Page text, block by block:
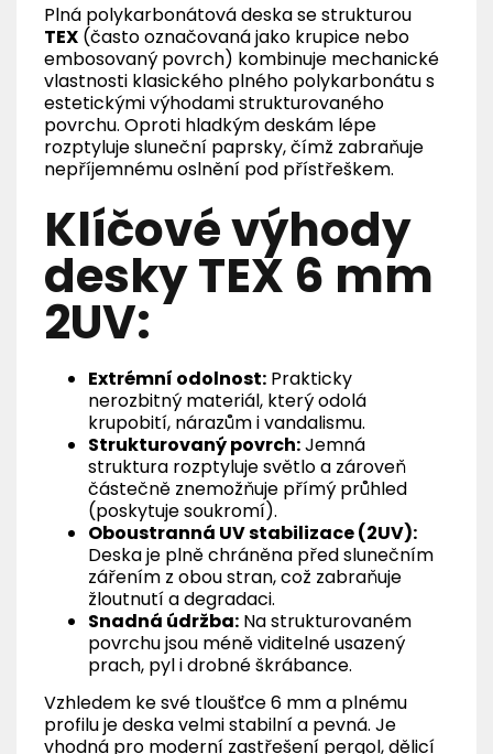
Plná polykarbonátová deska se strukturou
TEX (často označovaná jako krupice nebo
embosovaný povrch) kombinuje mechanické
vlastnosti klasického plného polykarbonátu s
estetickými výhodami strukturovaného
povrchu. Oproti hladkým deskám lépe
rozptyluje sluneční paprsky, čímž zabraňuje
nepříjemnému oslnění pod přístřeškem.
Klíčové výhody
desky TEX 6 mm
2UV:
Extrémní odolnost: Prakticky
nerozbitný materiál, který odolá
krupobití, nárazům i vandalismu.
Strukturovaný povrch:Jemná
struktura rozptyluje světlo a zároveň
částečně znemožňuje přímý průhled
(poskytuje soukromí).
Oboustranná UV stabilizace (2UV):
Deska je plně chráněna před slunečním
zářením z obou stran, což zabraňuje
žloutnutí a degradaci.
Snadná údržba: Na strukturovaném
povrchu jsou méně viditelné usazený
prach, pyl i drobné škrábance.
Vzhledem ke své tloušťce 6 mm a plnému
profilu je deska velmi stabilní a pevná. Je
vhodná pro moderní zastřešení pergol, dělicí